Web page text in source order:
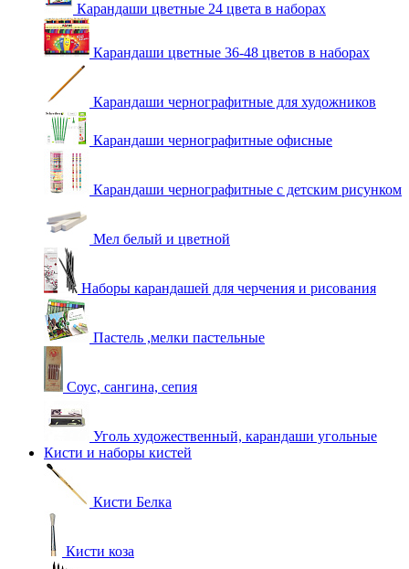
Карандаши цветные 24 цвета в наборах
Карандаши цветные 36-48 цветов в наборах
Карандаши чернографитные для художников
Карандаши чернографитные офисные
Карандаши чернографитные с детским рисунком
Мел белый и цветной
Наборы карандашей для черчения и рисования
Пастель ,мелки пастельные
Соус, сангина, сепия
Уголь художественный, карандаши угольные
Кисти и наборы кистей
Кисти Белка
Кисти коза